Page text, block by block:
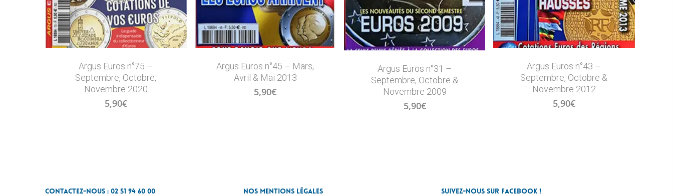
Argus Euros n°75 –
Septembre, Octobre,
Novembre 2020
5,90€
Argus Euros n°45 – Mars,
Avril & Mai 2013
5,90€
Argus Euros n°31 –
Septembre, Octobre &
Novembre 2009
5,90€
Argus Euros n°43 –
Septembre, Octobre &
Novembre 2012
5,90€
Contactez-nous : 02 51 94 60 00 Nos Mentions Légales Suivez-nous sur Facebook !